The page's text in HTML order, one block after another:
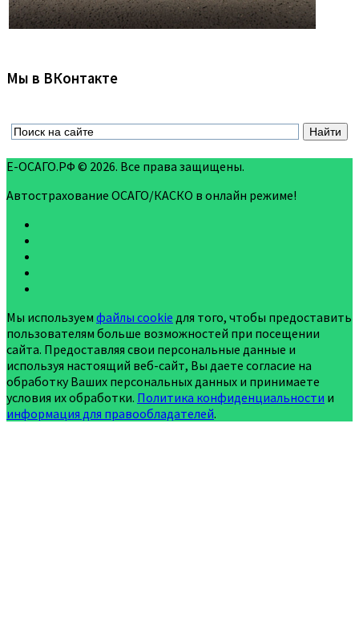
Мы в ВКонтакте
Е-ОСАГО.РФ © 2026. Все права защищены.
Автострахование ОСАГО/КАСКО в онлайн режиме!
Мы используем файлы cookie для того, чтобы предоставить
пользователям больше возможностей при посещении
сайта. Предоставляя свои персональные данные и
используя настоящий веб-сайт, Вы даете согласие на
обработку Ваших персональных данных и принимаете
условия их обработки. Политика конфиденциальности и
информация для правообладателей.